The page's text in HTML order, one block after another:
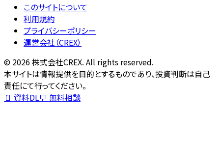
このサイトについて
利用規約
プライバシーポリシー
運営会社（CREX）
© 2026株式会社CREX. All rights reserved.
本サイトは情報提供を目的とするものであり、投資判断は自己
責任にて行ってください。
📄 資料DL💬 無料相談